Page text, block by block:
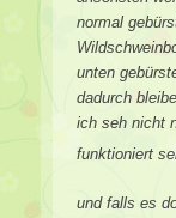
normal
unten
dadurch
ich seh nicht
funktioniert
und falls es